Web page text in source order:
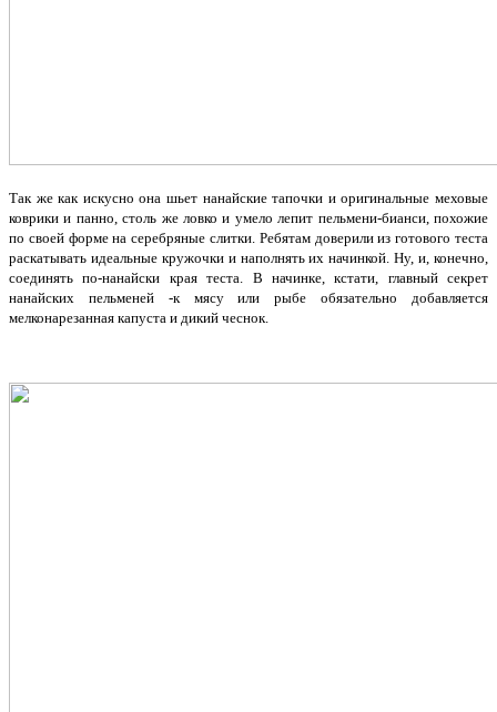
Так же как искусно она шьет нанайские тапочки и оригинальные меховые
коврики и панно, столь же ловко и умело лепит пельмени-бианси, похожие
по своей форме на серебряные слитки. Ребятам доверили из готового теста
раскатывать идеальные кружочки и наполнять их начинкой. Ну, и, конечно,
соединять по-нанайски края теста.
В начинке, кстати, главный секрет
нанайских пельменей -к мясу или рыбе обязательно добавляется
мелконарезанная капуста и дикий чеснок.